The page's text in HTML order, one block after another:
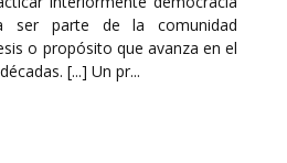
ser parte de la comunidad
o propósito que avanza en el
[...] Un pr...